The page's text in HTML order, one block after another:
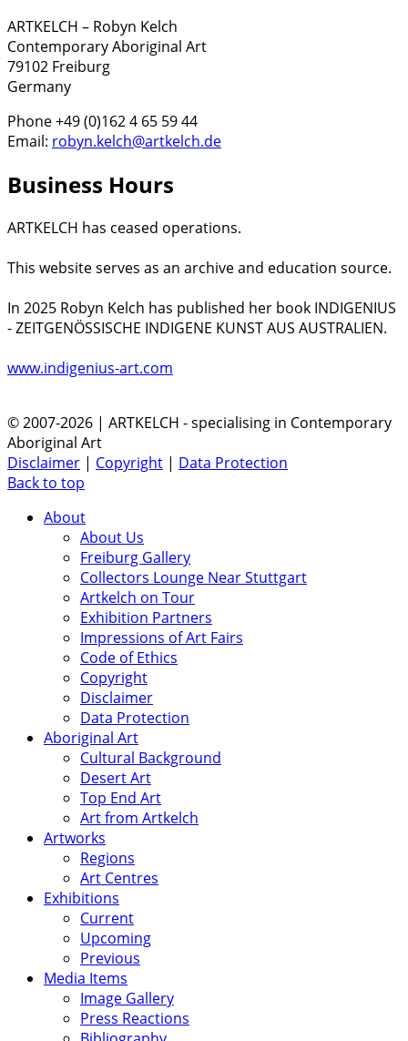
ARTKELCH – Robyn Kelch
Contemporary Aboriginal Art
79102 Freiburg
Germany
Phone +49 (0)162 4 65 59 44
Email: robyn.kelch@artkelch.de
Business Hours
ARTKELCH has ceased operations.
This website serves as an archive and education source.
In 2025 Robyn Kelch has published her book INDIGENIUS
- ZEITGENÖSSISCHE INDIGENE KUNST AUS AUSTRALIEN.
www.indigenius-art.com
© 2007-2026 | ARTKELCH - specialising in Contemporary
Aboriginal Art
Disclaimer | Copyright | Data Protection
Back to top
About
About Us
Freiburg Gallery
Collectors Lounge Near Stuttgart
Artkelch on Tour
Exhibition Partners
Impressions of Art Fairs
Code of Ethics
Copyright
Disclaimer
Data Protection
Aboriginal Art
Cultural Background
Desert Art
Top End Art
Art from Artkelch
Artworks
Regions
Art Centres
Exhibitions
Current
Upcoming
Previous
Media Items
Image Gallery
Press Reactions